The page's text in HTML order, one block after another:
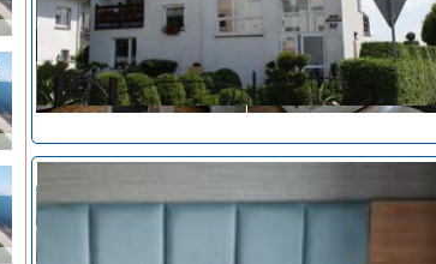
noclegi Mielno
tanie noclegi